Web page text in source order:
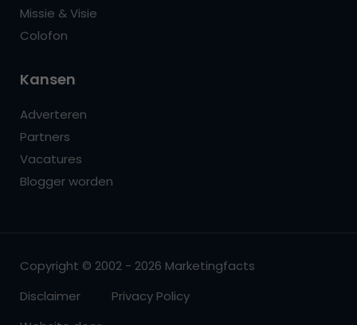
Missie & Visie
Colofon
Kansen
Adverteren
Partners
Vacatures
Blogger worden
Copyright © 2002 - 2026 Marketingfacts
Disclaimer
Privacy Policy